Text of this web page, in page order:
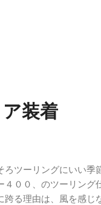
装着
ツーリングにいい季
４００、のツーリン
跨る理由は、風を感じ